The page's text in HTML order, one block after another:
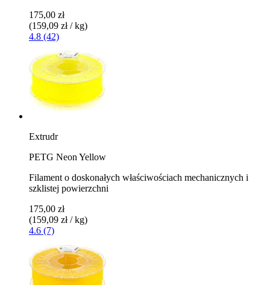
175,00 zł
(159,09 zł / kg)
4.8 (42)
Extrudr
PETG Neon Yellow
Filament o doskonałych właściwościach mechanicznych i
szklistej powierzchni
175,00 zł
(159,09 zł / kg)
4.6 (7)